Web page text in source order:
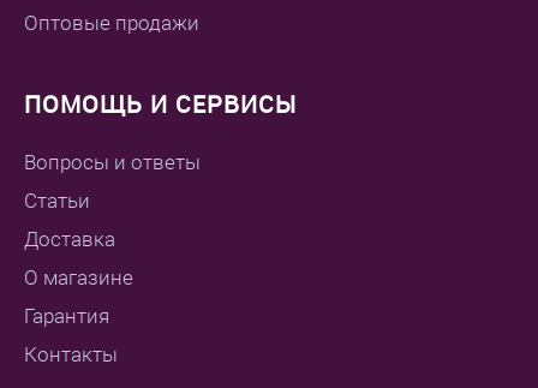
Оптовые продажи
ПОМОЩЬ И СЕРВИСЫ
Вопросы и ответы
Статьи
Доставка
О магазине
Гарантия
Контакты